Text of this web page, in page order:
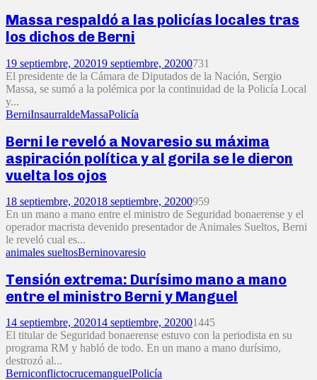
Massa respaldó a las policías locales tras
los dichos de Berni
19 septiembre, 202019 septiembre, 20200731
El presidente de la Cámara de Diputados de la Nación, Sergio
Massa, se sumó a la polémica por la continuidad de la Policía Local
y...
BerniInsaurraldeMassaPolicía
Berni le reveló a Novaresio su máxima
aspiración política y al gorila se le dieron
vuelta los ojos
18 septiembre, 202018 septiembre, 20200959
En un mano a mano entre el ministro de Seguridad bonaerense y el
operador macrista devenido presentador de Animales Sueltos, Berni
le reveló cual es...
animales sueltosBerninovaresio
Tensión extrema: Durísimo mano a mano
entre el ministro Berni y Manguel
14 septiembre, 202014 septiembre, 202001445
El titular de Seguridad bonaerense estuvo con la periodista en su
programa RM y habló de todo. En un mano a mano durísimo,
destrozó al...
BerniconflictocrucemanguelPolicía